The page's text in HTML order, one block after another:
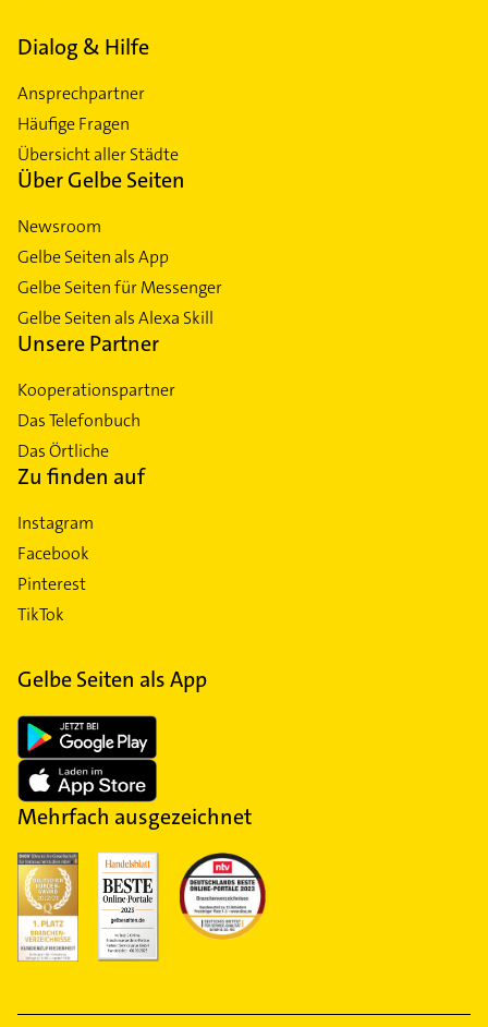
Dialog & Hilfe
Ansprechpartner
Häufige Fragen
Übersicht aller Städte
Über Gelbe Seiten
Newsroom
Gelbe Seiten als App
Gelbe Seiten für Messenger
Gelbe Seiten als Alexa Skill
Unsere Partner
Kooperationspartner
Das Telefonbuch
Das Örtliche
Zu finden auf
Instagram
Facebook
Pinterest
TikTok
Gelbe Seiten als App
Mehrfach ausgezeichnet